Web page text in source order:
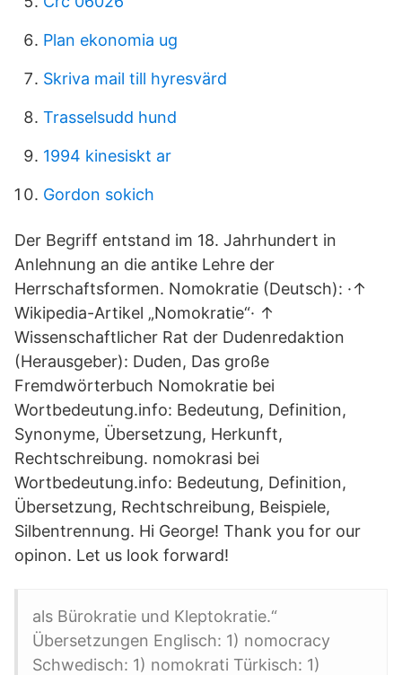
Plan ekonomia ug
Skriva mail till hyresvärd
Trasselsudd hund
1994 kinesiskt ar
Gordon sokich
Der Begriff entstand im 18. Jahrhundert in
Anlehnung an die antike Lehre der
Herrschaftsformen. Nomokratie (Deutsch): ·↑
Wikipedia-Artikel „Nomokratie“· ↑
Wissenschaftlicher Rat der Dudenredaktion
(Herausgeber): Duden, Das große
Fremdwörterbuch Nomokratie bei
Wortbedeutung.info: Bedeutung, Definition,
Synonyme, Übersetzung, Herkunft,
Rechtschreibung. nomokrasi bei
Wortbedeutung.info: Bedeutung, Definition,
Übersetzung, Rechtschreibung, Beispiele,
Silbentrennung. Hi George! Thank you for our
opinon. Let us look forward!
als Bürokratie und Kleptokratie.“
Übersetzungen Englisch: 1) nomocracy‎
Schwedisch: 1) nomokrati‎ Türkisch: 1)